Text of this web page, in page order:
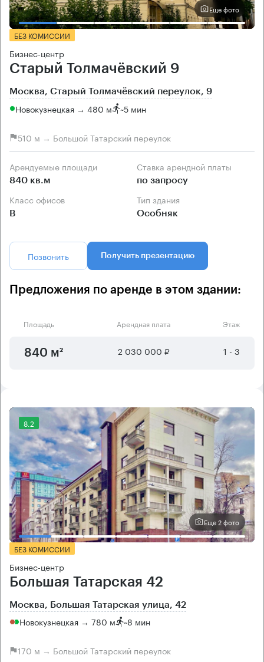
Еще фото
БЕЗ КОМИССИИ
Бизнес-центр
Старый Толмачёвский 9
Москва, Старый Толмачёвский переулок, 9
Новокузнецкая → 480 м ~5 мин
510 м → Большой Татарский переулок
Арендуемые площади
840 кв.м
Ставка арендной платы
по запросу
Класс офисов
B
Тип здания
Особняк
Позвонить Получить презентацию
Предложения по аренде в этом здании:
Площадь Арендная плата Этаж
840 м² 2 030 000 ₽ 1 - 3
8.2
Еще 2 фото
БЕЗ КОМИССИИ
Бизнес-центр
Большая Татарская 42
Москва, Большая Татарская улица, 42
Новокузнецкая → 780 м ~8 мин
170 м → Большой Татарский переулок